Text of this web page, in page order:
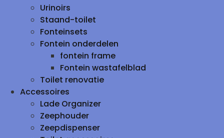
Urinoirs
Staand-toilet
Fonteinsets
Fontein onderdelen
fontein frame
Fontein wastafelblad
Toilet renovatie
Accessoires
Lade Organizer
Zeephouder
Zeepdispenser